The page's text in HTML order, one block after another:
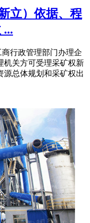
立）依据、程
...
商行政管理部门办理企
机关方可受理采矿权新
源总体规划和采矿权出